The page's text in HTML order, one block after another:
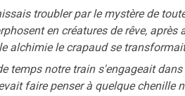
troubler par le mystère de
en créatures de rêve,
alchimie le crapaud se
temps notre train s'engageait
faire penser à quelque chenille